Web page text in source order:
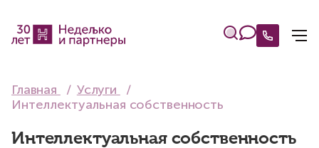
Главная
Услуги
Интеллектуальная собственность
Интеллектуальная собственность